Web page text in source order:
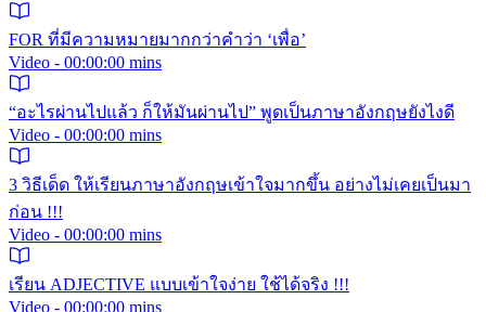
FOR ที่มีความหมายมากกว่าคำว่า ‘เพื่อ’
Video - 00:00:00 mins
“อะไรผ่านไปแล้ว ก็ให้มันผ่านไป” พูดเป็นภาษาอังกฤษยังไงดี
Video - 00:00:00 mins
3 วิธีเด็ด ให้เรียนภาษาอังกฤษเข้าใจมากขึ้น อย่างไม่เคยเป็นมา
ก่อน !!!
Video - 00:00:00 mins
เรียน ADJECTIVE แบบเข้าใจง่าย ใช้ได้จริง !!!
Video - 00:00:00 mins